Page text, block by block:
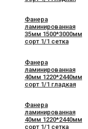
Фанера
ламинированная
35мм 1500*3000мм
сорт 1/1 сетка
Фанера
ламинированная
40мм 1220*2440мм
сорт 1/1 гладкая
Фанера
ламинированная
40мм 1220*2440мм
сорт 1/1 сетка